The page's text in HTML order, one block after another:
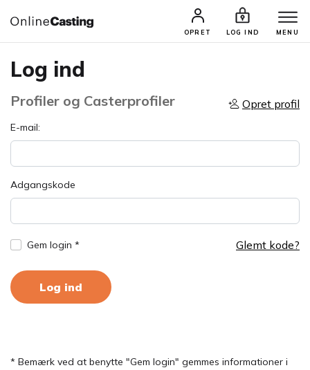
OPRET LOG IND MENU
Log ind
Profiler og Casterprofiler Opret profil
E-mail:
Adgangskode
Gem login * Glemt kode?
Log ind
* Bemærk ved at benytte "Gem login" gemmes informationer i